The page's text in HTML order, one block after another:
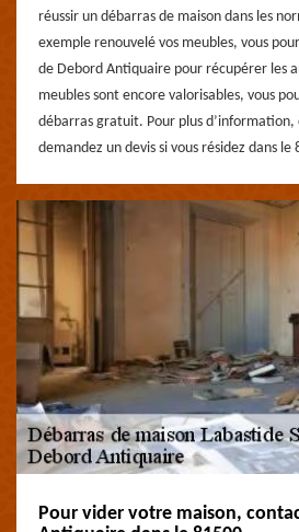
réussir un débarras de maison dans les
exemple renouvelé vos meubles, vous
de Debord Antiquaire pour récupérer les
meubles sont encore valorisables, vous
débarras gratuit. Pour plus
demandez un devis si vous résidez dans le
Pour vider votre maison,